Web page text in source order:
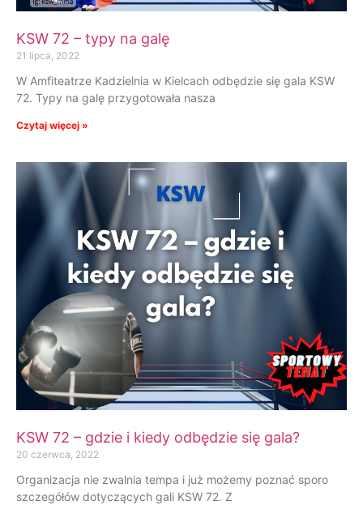
KSW 72 – typy na galę
21 lipca, 2022
W Amfiteatrze Kadzielnia w Kielcach odbędzie się gala KSW
72. Typy na galę przygotowała nasza
Czytaj więcej »
KSW 72 – gdzie i kiedy odbędzie się gala?
20 czerwca, 2022
Organizacja nie zwalnia tempa i już możemy poznać sporo
szczegółów dotyczących gali KSW 72. Z